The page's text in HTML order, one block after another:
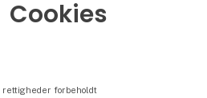
Cookies
forbeholdt